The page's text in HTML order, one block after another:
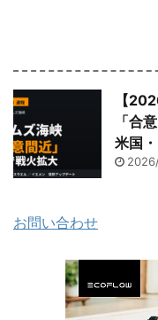
【
「合
米国
お問い合わせ